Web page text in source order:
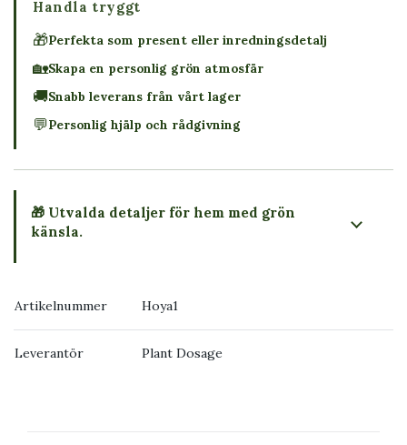
Handla tryggt
🎁Perfekta som present eller inredningsdetalj
🏡Skapa en personlig grön atmosfär
🚚Snabb leverans från vårt lager
💬Personlig hjälp och rådgivning
🎁 Utvalda detaljer för hem med grön
känsla.
Artikelnummer Hoya1
Leverantör Plant Dosage